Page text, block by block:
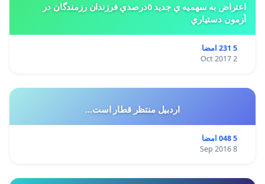
اعتراض به سهميه ي جديد ٥درصدي فرزندان رزمندگان در
آزمون دستياري
5 231 امضا
2 Oct 2017
اردبیل منتظر قطار است...
5 048 امضا
8 Sep 2016